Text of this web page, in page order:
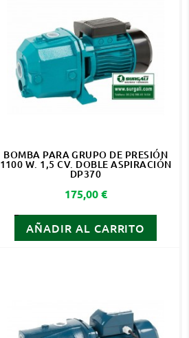
BOMBA PARA GRUPO DE PRESIÓN
1100 W. 1,5 CV. DOBLE ASPIRACIÓN
DP370
Precio
175,00 €
AÑADIR AL CARRITO